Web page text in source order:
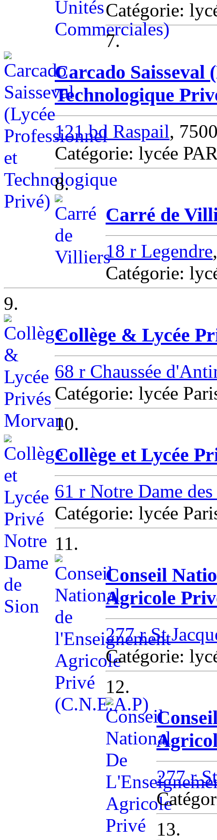
Catégorie:
7.
Carcado Saisseval
Technologique
121 bd Raspail,
Catégorie: lycée
8.
Carré de
18 r Legendre
Catégorie:
9.
Collège & Lycée
68 r Chaussée
Catégorie: lycée
10.
Collège et Lycée
61 r Notre Dame
Catégorie: lycée
11.
Conseil
Agricole
277 r St
Catégorie:
12.
277 r
13.